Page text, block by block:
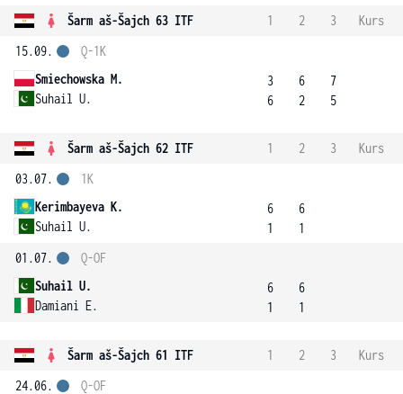
Šarm aš-Šajch 63 ITF 1 2 3
Kurs
15.09.
Smiechowska M.
Suhail U.
Q-1K
3
6
6
2
7
5
Šarm aš-Šajch 62 ITF 1 2 3
Kurs
03.07.
Kerimbayeva K.
Suhail U.
1K
6
1
6
1
01.07.
Suhail U.
Damiani E.
Q-OF
6
1
6
1
Šarm aš-Šajch 61 ITF 1 2 3
Kurs
24.06.
Q-OF